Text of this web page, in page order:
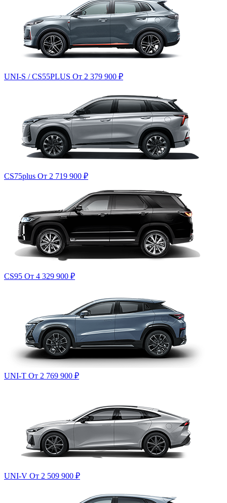
UNI-S / CS55PLUS От 2 379 900 ₽
CS75plus От 2 719 900 ₽
CS95 От 4 329 900 ₽
UNI-T От 2 769 900 ₽
UNI-V От 2 509 900 ₽